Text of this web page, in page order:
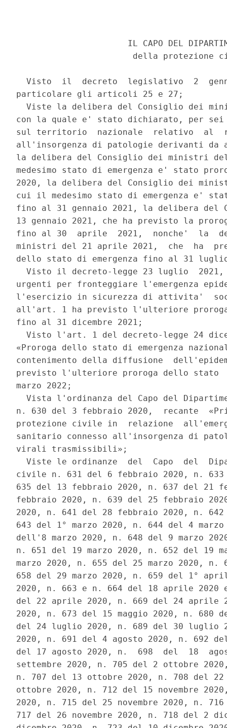
IL CAPO DEL
della protezione
Visto  il  decreto  legislativo  2
particolare gli articoli 25 e 27;
Viste la delibera del Consiglio dei
con la quale e' stato dichiarato, per sei
sul territorio  nazionale  relativo  al
all'insorgenza di patologie derivanti
la delibera del Consiglio dei ministri
medesimo stato di emergenza e' stato
2020, la delibera del Consiglio dei
cui il medesimo stato di emergenza e'
fino al 31 gennaio 2021, la delibera
13 gennaio 2021, che ha previsto la
fino al 30  aprile  2021,  nonche'  la
ministri del 21 aprile 2021,  che  ha
dello stato di emergenza fino al 31
Visto il decreto-legge 23 luglio
urgenti per fronteggiare l'emergenza
l'esercizio in sicurezza di attivita'
all'art. 1 ha previsto l'ulteriore proroga
fino al 31 dicembre 2021;
Visto l'art. 1 del decreto-legge 24
«Proroga dello stato di emergenza
contenimento della diffusione
previsto l'ulteriore proroga dello stato
marzo 2022;
Vista l'ordinanza del Capo del
n. 630 del 3 febbraio 2020,  recante
protezione civile in  relazione
sanitario connesso all'insorgenza di
virali trasmissibili»;
Viste le ordinanze  del  Capo  del
civile n. 631 del 6 febbraio 2020, n.
635 del 13 febbraio 2020, n. 637 del 21
febbraio 2020, n. 639 del 25 febbraio
2020, n. 641 del 28 febbraio 2020, n.
643 del 1° marzo 2020, n. 644 del 4
dell'8 marzo 2020, n. 648 del 9 marzo
n. 651 del 19 marzo 2020, n. 652 del 19
marzo 2020, n. 655 del 25 marzo 2020,
658 del 29 marzo 2020, n. 659 del 1°
2020, n. 663 e n. 664 del 18 aprile
del 22 aprile 2020, n. 669 del 24 aprile
2020, n. 673 del 15 maggio 2020, n. 680
del 24 luglio 2020, n. 689 del 30 luglio
2020, n. 691 del 4 agosto 2020, n. 692
del 17 agosto 2020, n.  698  del  18
settembre 2020, n. 705 del 2 ottobre
n. 707 del 13 ottobre 2020, n. 708 del
ottobre 2020, n. 712 del 15 novembre
2020, n. 715 del 25 novembre 2020, n.
717 del 26 novembre 2020, n. 718 del 2